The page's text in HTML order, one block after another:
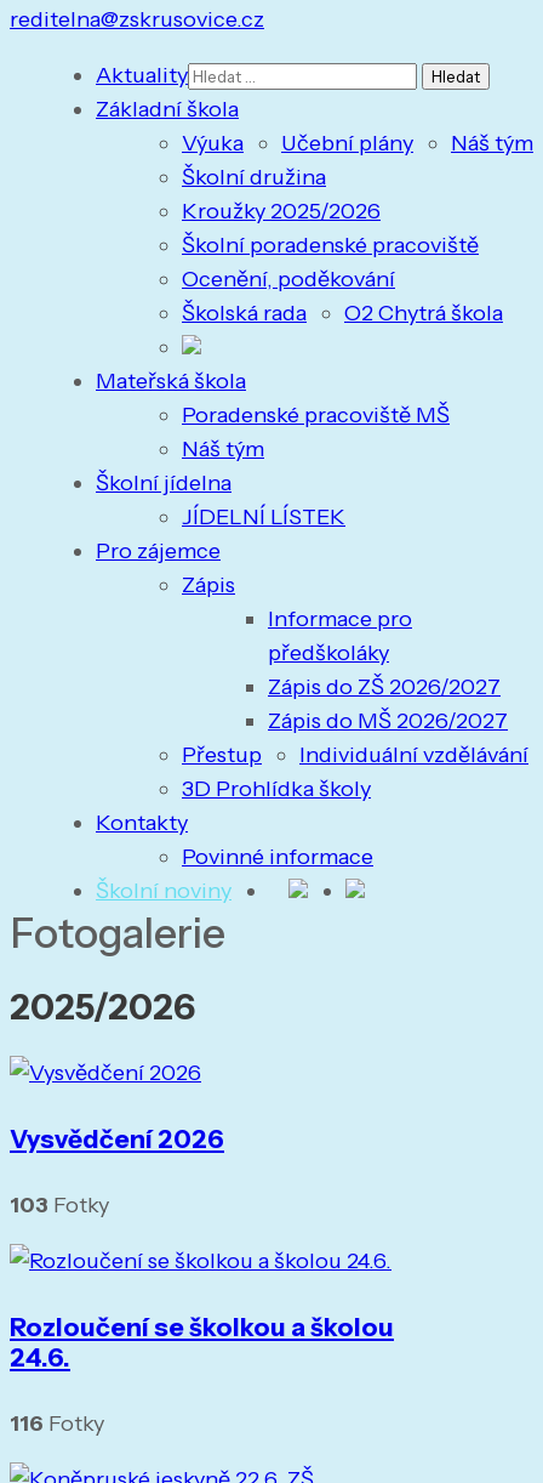
reditelna@zskrusovice.cz
Aktuality
Základní škola
Výuka
Učební plány
Náš tým
Školní družina
Kroužky 2025/2026
Školní poradenské pracoviště
Ocenění, poděkování
Školská rada
O2 Chytrá škola
Mateřská škola
Poradenské pracoviště MŠ
Náš tým
Školní jídelna
JÍDELNÍ LÍSTEK
Pro zájemce
Zápis
Informace pro
předškoláky
Zápis do ZŠ 2026/2027
Zápis do MŠ 2026/2027
Přestup
Individuální vzdělávání
3D Prohlídka školy
Kontakty
Povinné informace
Školní noviny
Vyhledávání
Fotogalerie
2025/2026
Vysvědčení 2026
103 Fotky
Rozloučení se školkou a školou
24.6.
116 Fotky